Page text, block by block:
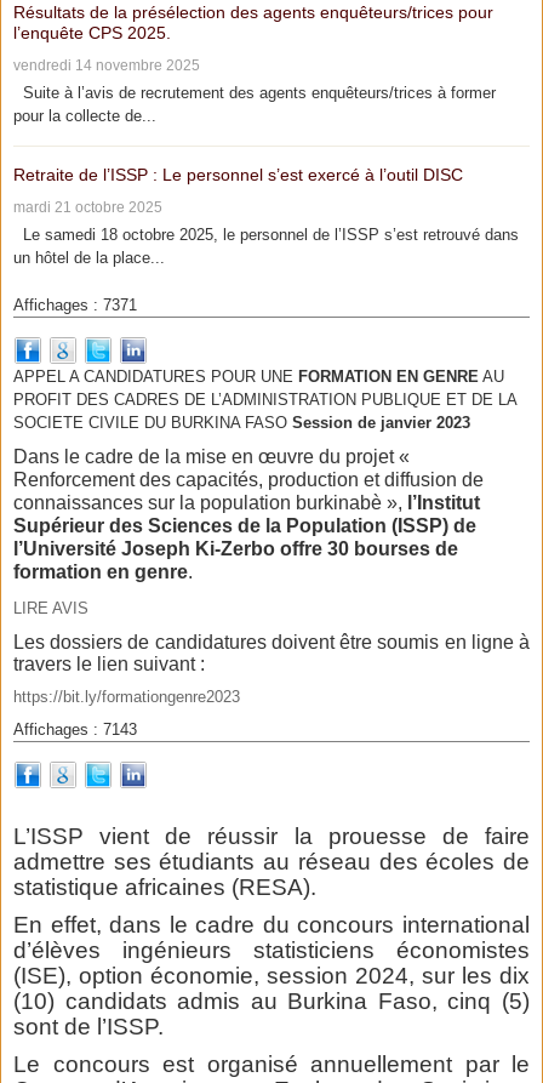
Résultats de la présélection des agents enquêteurs/trices pour
l’enquête CPS 2025.
vendredi 14 novembre 2025
Suite à l’avis de recrutement des agents enquêteurs/trices à former
pour la collecte de...
Retraite de l’ISSP : Le personnel s’est exercé à l’outil DISC
mardi 21 octobre 2025
Le samedi 18 octobre 2025, le personnel de l’ISSP s’est retrouvé dans
un hôtel de la place...
Affichages : 7371
APPEL A CANDIDATURES POUR UNE FORMATION EN GENRE AU
PROFIT DES CADRES DE L’ADMINISTRATION PUBLIQUE ET DE LA
SOCIETE CIVILE DU BURKINA FASO Session de janvier 2023
Dans le cadre de la mise en œuvre du projet «
Renforcement des capacités, production et diffusion de
connaissances sur la population burkinabè », l’Institut
Supérieur des Sciences de la Population (ISSP) de
l’Université Joseph Ki-Zerbo offre 30 bourses de
formation en genre.
LIRE AVIS
Les dossiers de candidatures doivent être soumis en ligne à
travers le lien suivant :
https://bit.ly/formationgenre2023
Affichages : 7143
L’ISSP vient de réussir la prouesse de faire
admettre ses étudiants au réseau des écoles de
statistique africaines (RESA).
En effet, dans le cadre du concours international
d’élèves ingénieurs statisticiens économistes
(ISE), option économie, session 2024, sur les dix
(10) candidats admis au Burkina Faso, cinq (5)
sont de l’ISSP.
Le concours est organisé annuellement par le